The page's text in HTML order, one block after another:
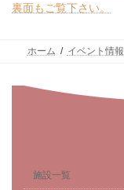
裏面もご覧下さい。
ホーム イベント情報
施設一覧